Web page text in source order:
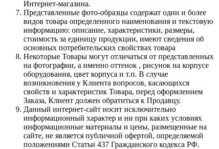
Интернет-магазина.
Представленные фото-образцы содержат один и более
видов товара определенного наименования и текстовую
информацию: описание, характеристики, размеры,
стоимость за единицу продукции, имеют сведения об
основных потребительских свойствах товара
Некоторые Товары могут отличаться от представленных
на фотографии, а именно оттенок , рисунок на корпусе
оборудования, цвет корпуса и т.п. В случае
возникновения у Клиента вопросов, касающихся
свойств и характеристик Товара, перед оформлением
Заказа, Клиент должен обратиться к Продавцу.
Данный интернет-сайт носит исключительно
информационный характер и ни при каких условиях
информационные материалы и цены, размещенные на
сайте, не является публичной офертой, определяемой
положениями Статьи 437 Гражданского кодекса РФ.